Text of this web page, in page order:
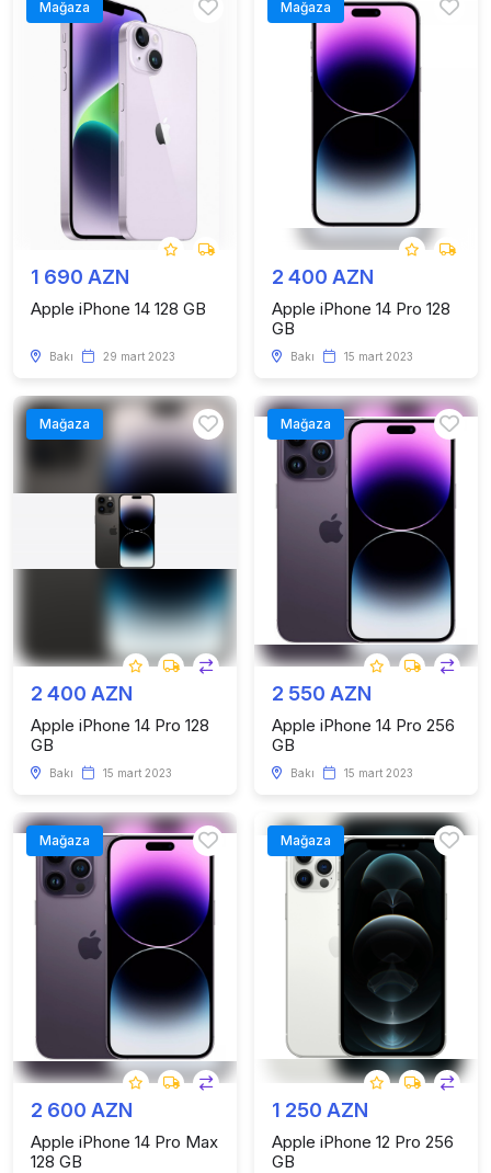
Mağaza
1 690 AZN
Apple iPhone 14 128 GB
Bakı 29 mart 2023
Mağaza
2 400 AZN
Apple iPhone 14 Pro 128
GB
Bakı 15 mart 2023
Mağaza
2 400 AZN
Apple iPhone 14 Pro 128
GB
Bakı 15 mart 2023
Mağaza
2 550 AZN
Apple iPhone 14 Pro 256
GB
Bakı 15 mart 2023
Mağaza
2 600 AZN
Apple iPhone 14 Pro Max
128 GB
Mağaza
1 250 AZN
Apple iPhone 12 Pro 256
GB